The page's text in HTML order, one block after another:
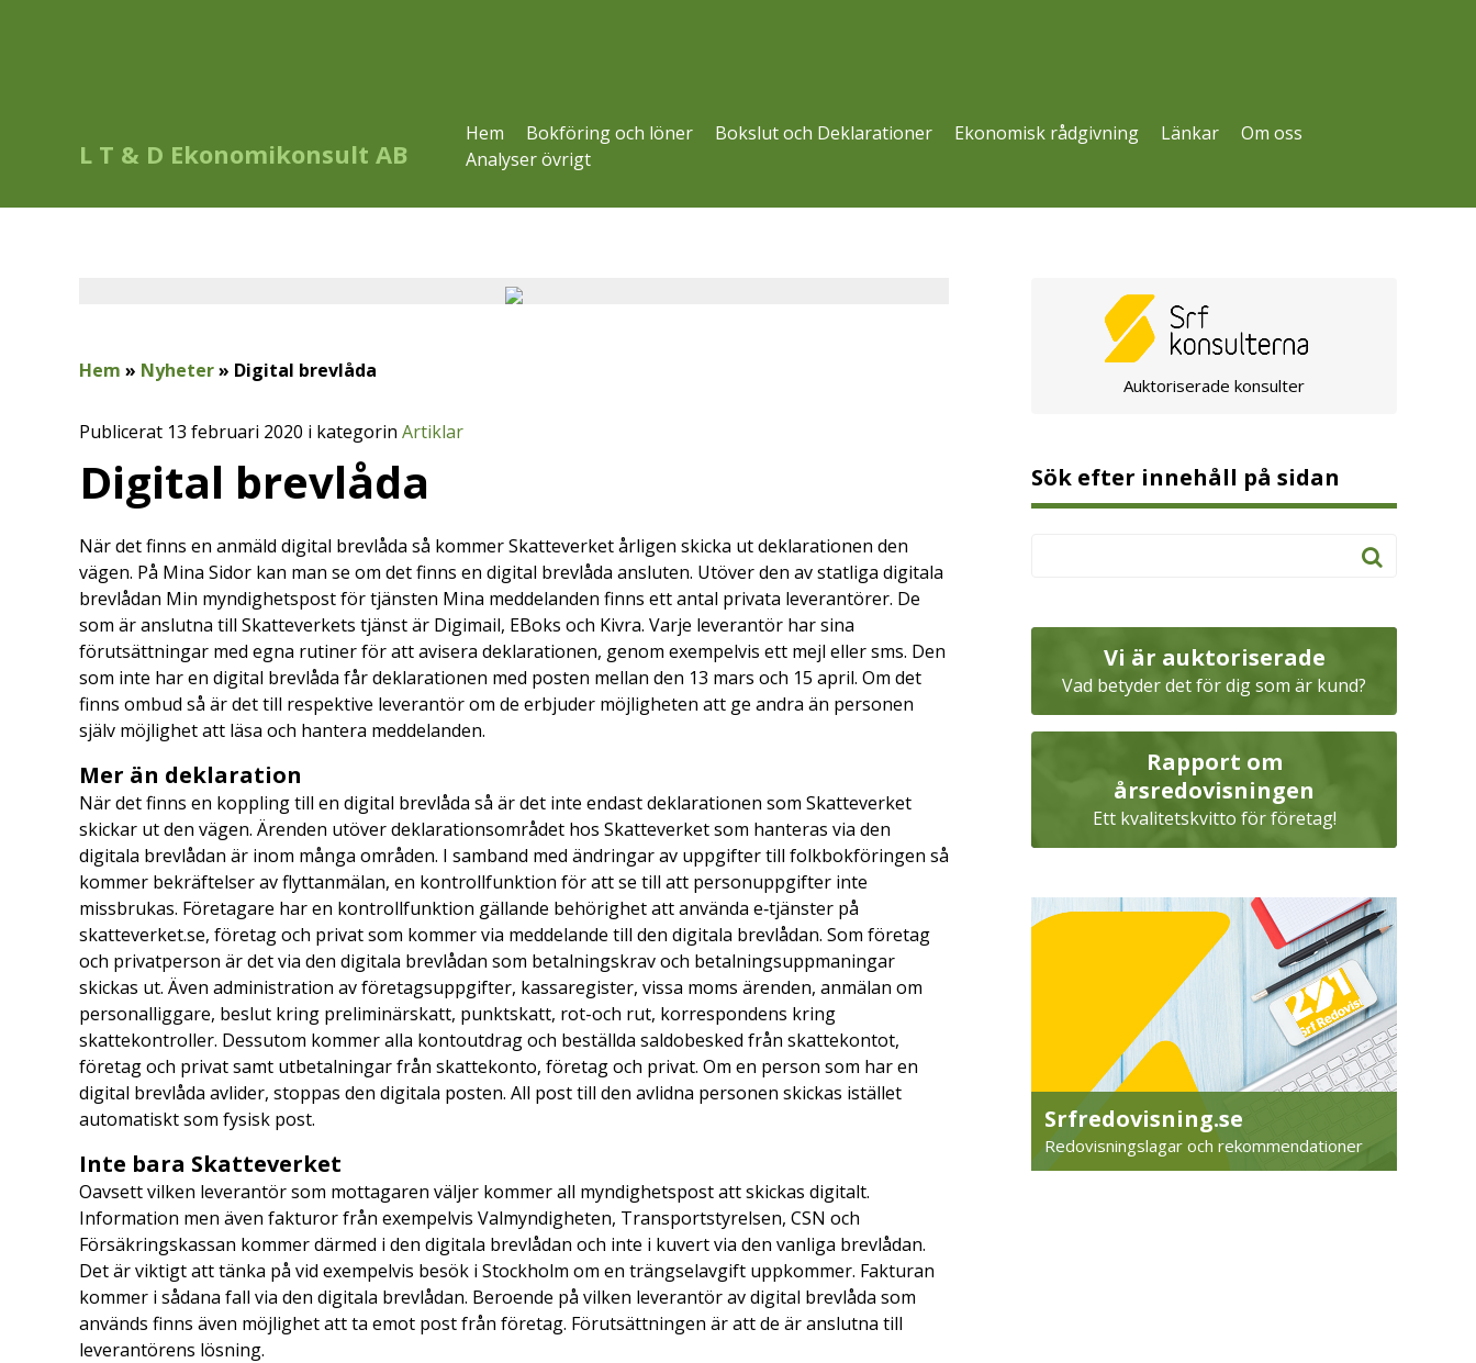
L T & D Ekonomikonsult AB
Hem Bokföring och löner Bokslut och Deklarationer Ekonomisk rådgivning Länkar
Om oss
Analyser övrigt
Hem » Nyheter» Digital brevlåda
Publicerat 13 februari 2020 i kategorin Artiklar
Digital brevlåda
När det finns en anmäld digital brevlåda så kommer Skatteverket årligen skicka ut deklarationen den
vägen. På Mina Sidor kan man se om det finns en digital brevlåda ansluten. Utöver den av statliga digitala
brevlådan Min myndighetspost för tjänsten Mina meddelanden finns ett antal privata leverantörer. De
som är anslutna till Skatteverkets tjänst är Digimail, EBoks och Kivra. Varje leverantör har sina
förutsättningar med egna rutiner för att avisera deklarationen, genom exempelvis ett mejl eller sms. Den
som inte har en digital brevlåda får deklarationen med posten mellan den 13 mars och 15 april. Om det
finns ombud så är det till respektive leverantör om de erbjuder möjligheten att ge andra än personen
själv möjlighet att läsa och hantera meddelanden.
Mer än deklaration
När det finns en koppling till en digital brevlåda så är det inte endast deklarationen som Skatteverket
skickar ut den vägen. Ärenden utöver deklarationsområdet hos Skatteverket som hanteras via den
digitala brevlådan är inom många områden. I samband med ändringar av uppgifter till folkbokföringen så
kommer bekräftelser av flyttanmälan, en kontrollfunktion för att se till att personuppgifter inte
missbrukas. Företagare har en kontrollfunktion gällande behörighet att använda e‑tjänster på
skatteverket.se, företag och privat som kommer via meddelande till den digitala brevlådan. Som företag
och privatperson är det via den digitala brevlådan som betalningskrav och betalningsuppmaningar
skickas ut. Även administration av företagsuppgifter, kassaregister, vissa moms ärenden, anmälan om
personalliggare, beslut kring preliminärskatt, punktskatt, rot-och rut, korrespondens kring
skattekontroller. Dessutom kommer alla kontoutdrag och beställda saldobesked från skattekontot,
företag och privat samt utbetalningar från skattekonto, företag och privat. Om en person som har en
digital brevlåda avlider, stoppas den digitala posten. All post till den avlidna personen skickas istället
automatiskt som fysisk post.
Inte bara Skatteverket
Oavsett vilken leverantör som mottagaren väljer kommer all myndighetspost att skickas digitalt.
Information men även fakturor från exempelvis Valmyndigheten, Transportstyrelsen, CSN och
Försäkringskassan kommer därmed i den digitala brevlådan och inte i kuvert via den vanliga brevlådan.
Det är viktigt att tänka på vid exempelvis besök i Stockholm om en trängselavgift uppkommer. Fakturan
kommer i sådana fall via den digitala brevlådan. Beroende på vilken leverantör av digital brevlåda som
används finns även möjlighet att ta emot post från företag. Förutsättningen är att de är anslutna till
leverantörens lösning.
Auktoriserade konsulter
Sök efter innehåll på sidan
Vi är auktoriserade
Vad betyder det för dig som är kund?
Rapport om
årsredovisningen
Ett kvalitetskvitto för företag!
Srfredovisning.se
Redovisningslagar och rekommendationer